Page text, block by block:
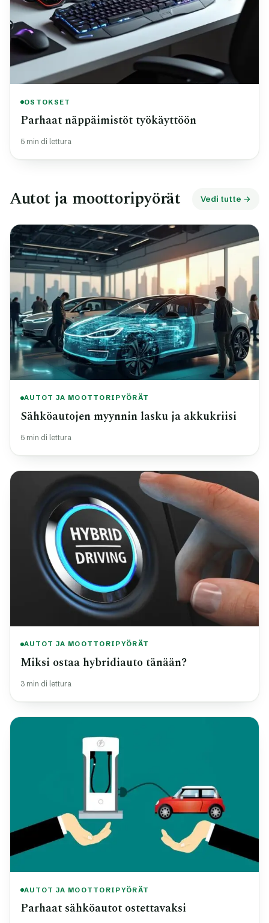
OSTOKSET
Parhaat näppäimistöt työkäyttöön
5 min di lettura
Autot ja moottoripyörät Vedi tutte →
AUTOT JA MOOTTORIPYÖRÄT
Sähköautojen myynnin lasku ja akkukriisi
5 min di lettura
AUTOT JA MOOTTORIPYÖRÄT
Miksi ostaa hybridiauto tänään?
3 min di lettura
AUTOT JA MOOTTORIPYÖRÄT
Parhaat sähköautot ostettavaksi